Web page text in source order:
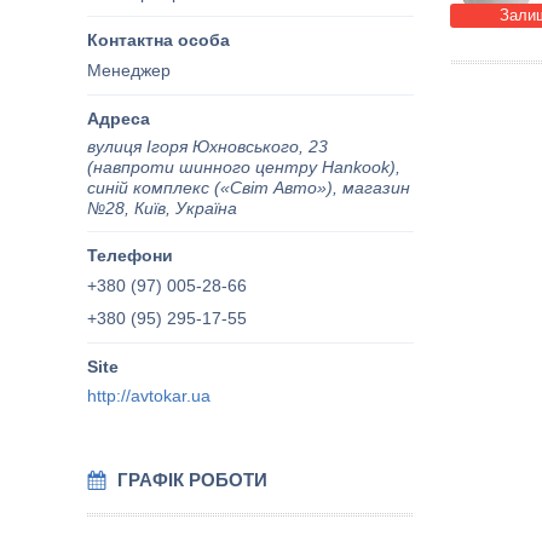
Менеджер
вулиця Ігоря Юхновського, 23
(навпроти шинного центру Hankook),
синій комплекс («Світ Авто»), магазин
№28, Київ, Україна
+380 (97) 005-28-66
+380 (95) 295-17-55
http://avtokar.ua
ГРАФІК РОБОТИ